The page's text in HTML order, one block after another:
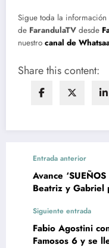
Sigue toda la información
de FarandulaTV desde
nuestro canal de
Share this content:
Entrada anterior
Avance
Beatriz y Gabriel
Siguiente entrada
Fabio Agostini
Famosos 6 y se